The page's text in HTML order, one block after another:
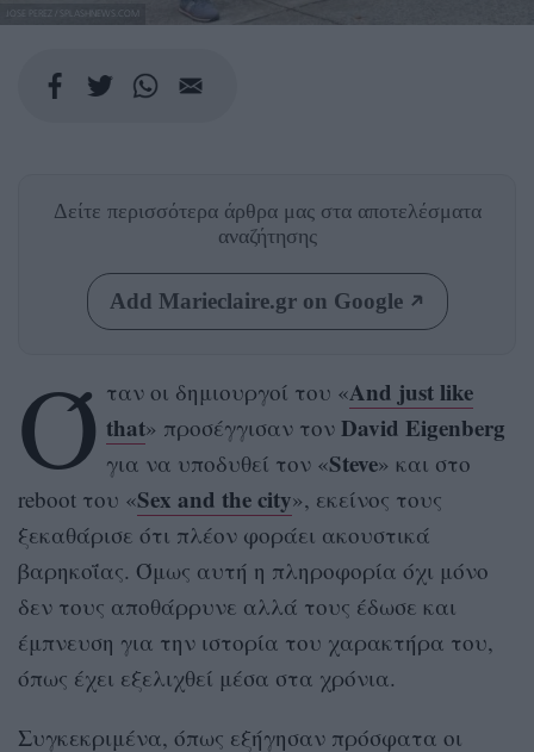
JOSE PEREZ / SPLASHNEWS.COM
Δείτε περισσότερα άρθρα μας στα αποτελέσματα
αναζήτησης
Add Marieclaire.gr on Google
Ό ταν οι δημιουργοί του «And just like
that» προσέγγισαν τον David Eigenberg
για να υποδυθεί τον «Steve» και στο
reboot του «Sex and the city», εκείνος τους
ξεκαθάρισε ότι πλέον φοράει ακουστικά
βαρηκοΐας. Όμως αυτή η πληροφορία όχι μόνο
δεν τους αποθάρρυνε αλλά τους έδωσε και
έμπνευση για την ιστορία του χαρακτήρα του,
όπως έχει εξελιχθεί μέσα στα χρόνια.
Συγκεκριμένα, όπως εξήγησαν πρόσφατα οι